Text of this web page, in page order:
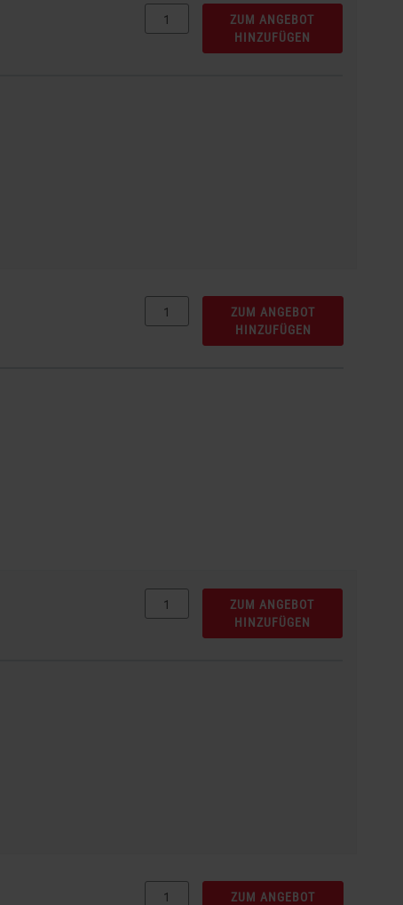
ZUM ANGEBOT
HINZUFÜGEN
ZUM ANGEBOT
HINZUFÜGEN
ZUM ANGEBOT
HINZUFÜGEN
ZUM ANGEBOT